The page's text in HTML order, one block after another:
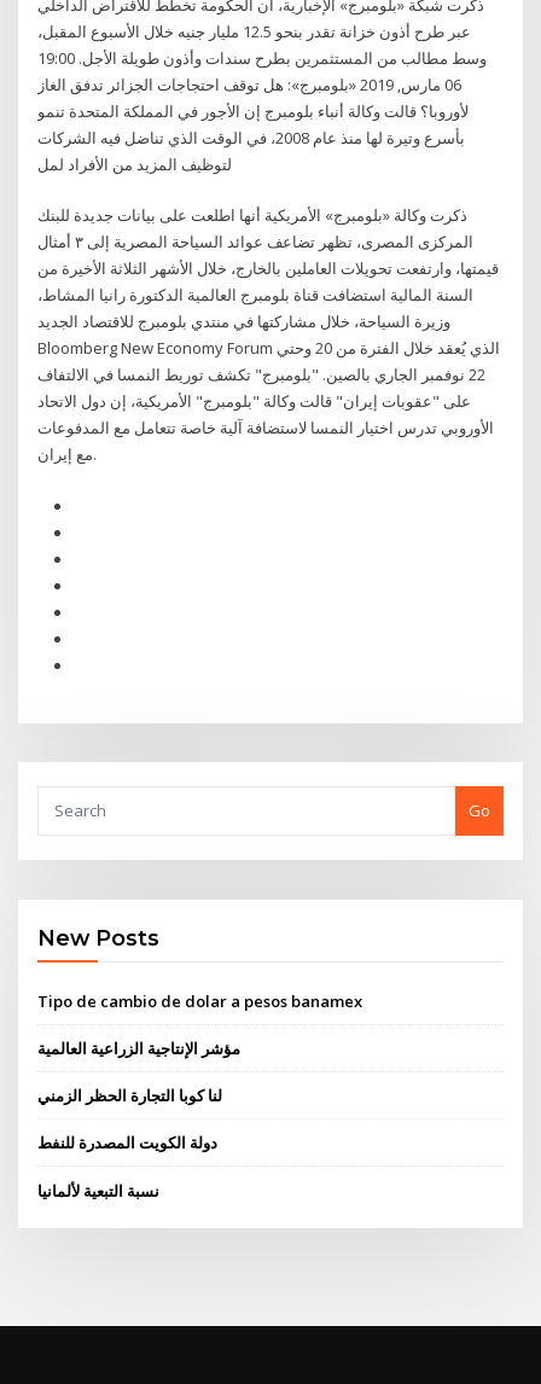
ذكرت شبكة «بلومبرج» الإخبارية، أن الحكومة تخطط للاقتراض الداخلي
عبر طرح أذون خزانة تقدر بنحو 12.5 مليار جنيه خلال الأسبوع المقبل،
وسط مطالب من المستثمرين بطرح سندات وأذون طويلة الأجل. 19:00
06 مارس, 2019 «بلومبرج»: هل توقف احتجاجات الجزائر تدفق الغاز
لأوروبا؟ قالت وكالة أنباء بلومبرج إن الأجور في المملكة المتحدة تنمو
بأسرع وتيرة لها منذ عام 2008، في الوقت الذي تناضل فيه الشركات
لتوظيف المزيد من اﻷفراد لمل
ذكرت وكالة «بلومبرج» الأمريكية أنها اطلعت على بيانات جديدة للبنك
المركزى المصرى، تظهر تضاعف عوائد السياحة المصرية إلى ٣ أمثال
قيمتها، وارتفعت تحويلات العاملين بالخارج، خلال الأشهر الثلاثة الأخيرة من
السنة المالية استضافت قناة بلومبرج العالمية الدكتورة رانيا المشاط،
وزيرة السياحة، خلال مشاركتها في منتدي بلومبرج للاقتصاد الجديد
Bloomberg New Economy Forum الذي يُعقد خلال الفترة من 20 وحتي
22 نوفمبر الجاري بالصين. "بلومبرج" تكشف توريط النمسا في الالتفاف
على "عقوبات إيران" قالت وكالة "بلومبرج" الأمريكية، إن دول الاتحاد
الأوروبي تدرس اختيار النمسا لاستضافة آلية خاصة تتعامل مع المدفوعات
مع إيران.
Go
New Posts
Tipo de cambio de dolar a pesos banamex
مؤشر الإنتاجية الزراعية العالمية
لنا كوبا التجارة الحظر الزمني
دولة الكويت المصدرة للنفط
نسبة التبعية لألمانيا